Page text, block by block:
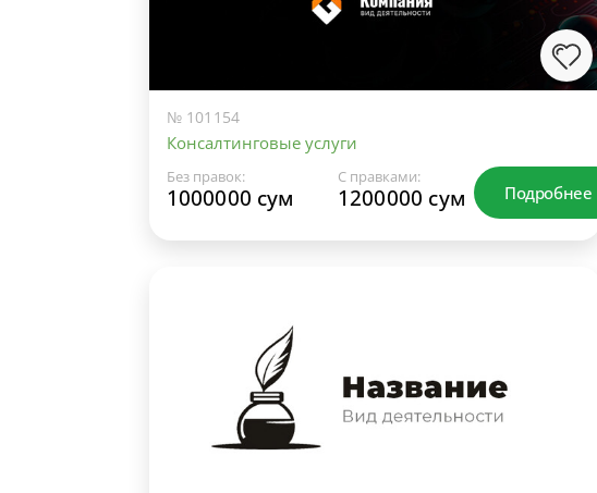
№ 101154
Консалтинговые услуги
Без правок:
1000000 сум
С правками:
1200000 сум Подробнее